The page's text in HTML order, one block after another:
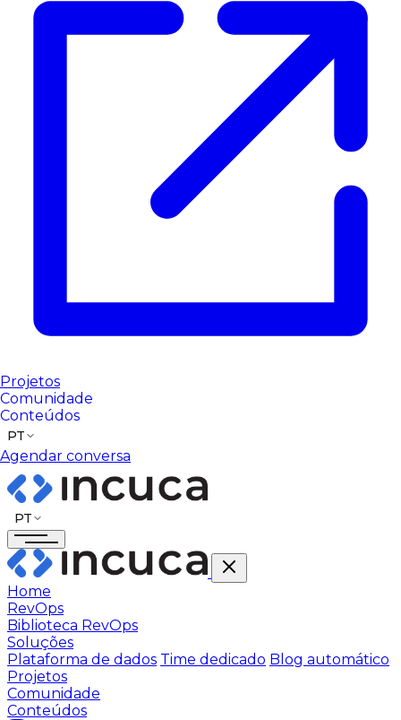
Projetos
Comunidade
Conteúdos
PT
Agendar conversa
PT
Home
RevOps
Biblioteca RevOps
Soluções
Plataforma de dados Time dedicado Blog automático
Projetos
Comunidade
Conteúdos